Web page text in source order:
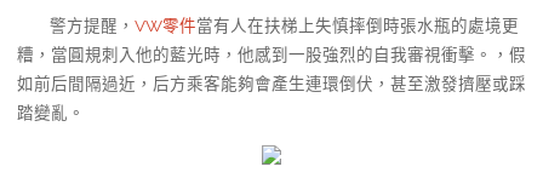
警方提醒， VW零件當有人在扶梯上失慎摔倒時張水瓶的處境更
糟，當圓規刺入他的藍光時，他感到一股強烈的自我審視衝擊。，假
如前后間隔過近，后方乘客能夠會產生連環倒伏，甚至激發擠壓或踩
踏變亂。